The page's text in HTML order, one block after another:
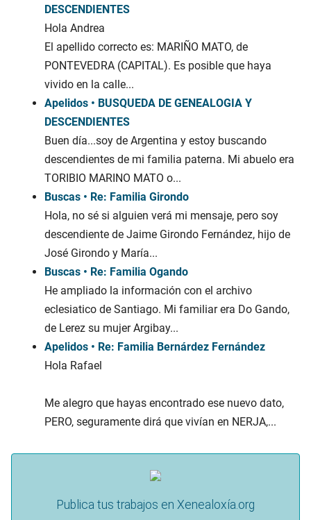
DESCENDIENTES
Hola Andrea
El apellido correcto es: MARIÑO MATO, de
PONTEVEDRA (CAPITAL). Es posible que haya
vivido en la calle...
Apelidos • BUSQUEDA DE GENEALOGIA Y
DESCENDIENTES
Buen día...soy de Argentina y estoy buscando
descendientes de mi familia paterna. Mi abuelo era
TORIBIO MARINO MATO o...
Buscas • Re: Familia Girondo
Hola, no sé si alguien verá mi mensaje, pero soy
descendiente de Jaime Girondo Fernández, hijo de
José Girondo y María...
Buscas • Re: Familia Ogando
He ampliado la información con el archivo
eclesiatico de Santiago. Mi familiar era Do Gando,
de Lerez su mujer Argibay...
Apelidos • Re: Familia Bernárdez Fernández
Hola Rafael
Me alegro que hayas encontrado ese nuevo dato,
PERO, seguramente dirá que vivían en NERJA,...
Publica tus trabajos en Xenealoxía.org